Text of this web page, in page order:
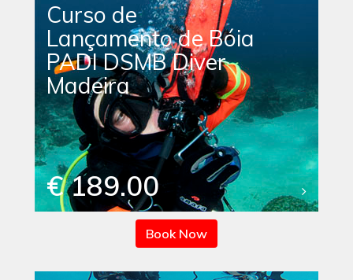
Curso de
Lançamento de Bóia
PADI DSMB Diver
Madeira
€ 189.00
Book Now